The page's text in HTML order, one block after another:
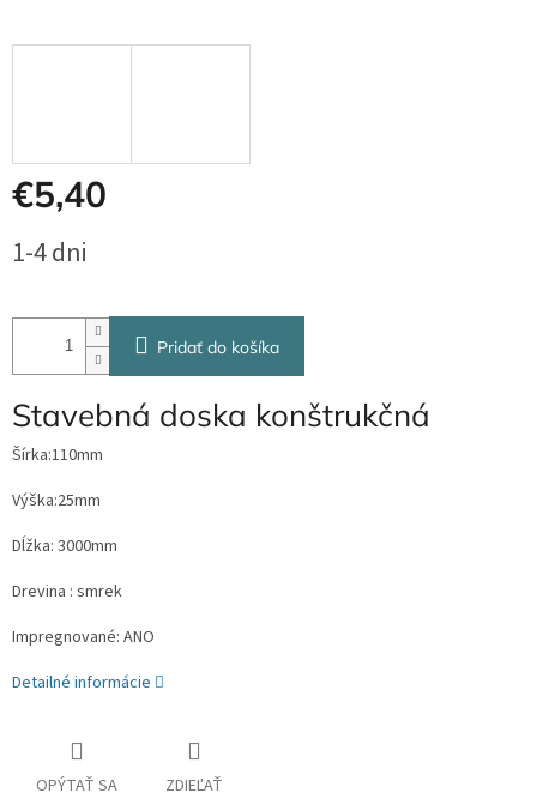
€5,40
cena:
1-4 dni
Pridať do košíka
Stavebná doska konštrukčná
Šírka:110mm
Výška:25mm
Dĺžka: 3000mm
Drevina : smrek
Impregnované: ANO
Detailné informácie
OPÝTAŤ SA ZDIEĽAŤ